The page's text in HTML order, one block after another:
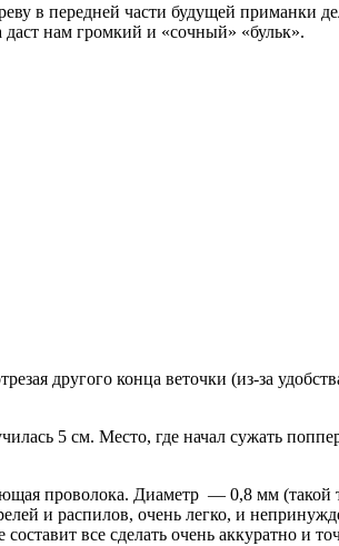
в передней части будущей приманки
даст нам громкий и «сочный» «бульк».
другого конца веточки (из-за
5 см. Место, где начал сужать
проволока. Диаметр — 0,8 мм
и распилов, очень легко, и
все сделать очень аккуратно и